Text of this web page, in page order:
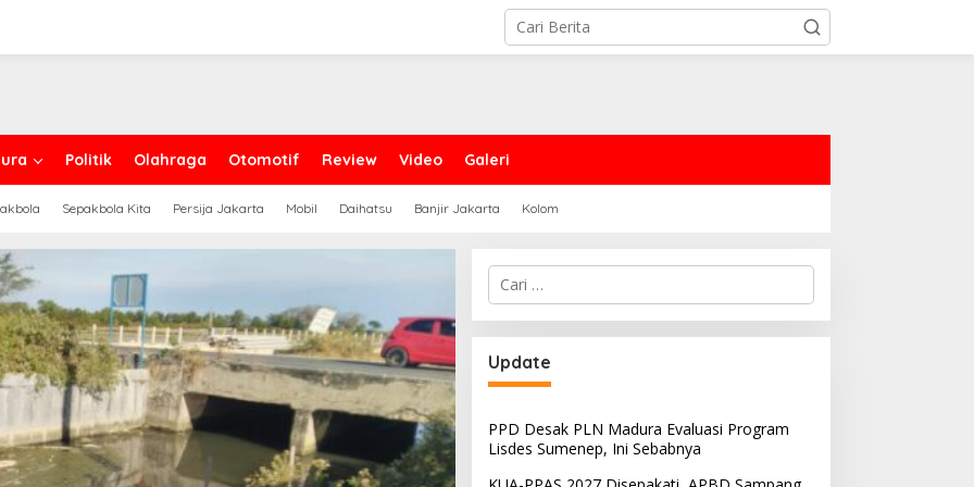
Politik Olahraga Otomotif Review Video Galeri
Sepakbola Kita Persija Jakarta Mobil Daihatsu Banjir Jakarta Kolom
Cari
untuk:
Update
PPD Desak PLN Madura Evaluasi Program
Lisdes Sumenep, Ini Sebabnya